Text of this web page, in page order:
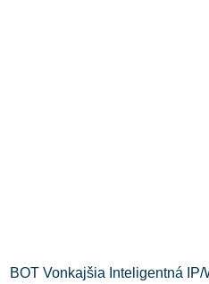
BOT Vonkajšia Inteligentná